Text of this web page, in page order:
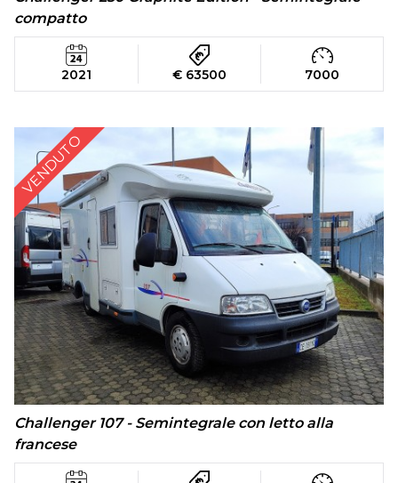
compatto
2021 € 63500 7000
VENDUTO
Challenger 107 - Semintegrale con letto alla
francese